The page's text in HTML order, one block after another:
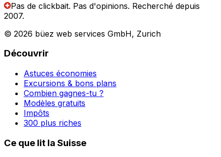
Pas de clickbait. Pas d'opinions. Recherché depuis
2007.
© 2026 büez web services GmbH, Zurich
Découvrir
Astuces économies
Excursions & bons plans
Combien gagnes-tu ?
Modèles gratuits
Impôts
300 plus riches
Ce que lit la Suisse